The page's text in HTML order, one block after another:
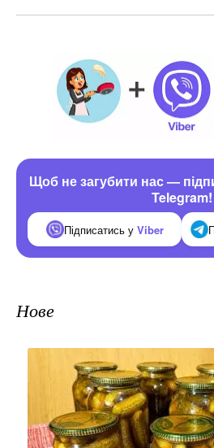
Щоб не загубити нас —
Telegram!
Підписатись у Viber
Нове